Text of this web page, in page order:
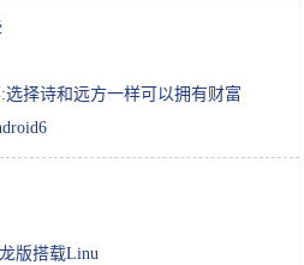
择诗和远方一样可以拥有财富
版搭载Linu